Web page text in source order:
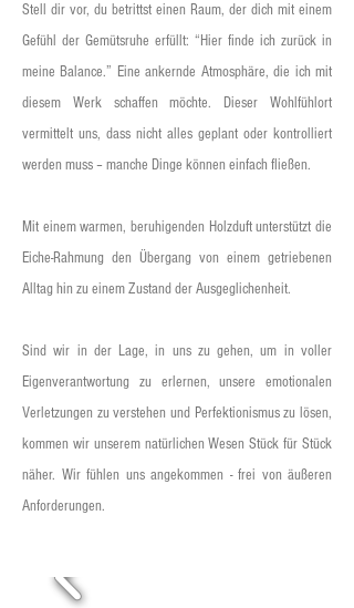
Stell dir vor, du betrittst einen Raum, der dich mit einem
Gefühl der Gemütsruhe erfüllt: “Hier finde ich zurück in
meine Balance.” Eine ankernde Atmosphäre, die ich mit
diesem Werk schaffen möchte. Dieser Wohlfühlort
vermittelt uns, dass nicht alles geplant oder kontrolliert
werden muss – manche Dinge können einfach fließen.
Mit einem warmen, beruhigenden Holzduft unterstützt die
Eiche-Rahmung den Übergang von einem getriebenen
Alltag hin zu einem Zustand der Ausgeglichenheit.
Sind wir in der Lage, in uns zu gehen, um in voller
Eigenverantwortung zu erlernen, unsere emotionalen
Verletzungen zu verstehen und Perfektionismus zu lösen,
kommen wir unserem natürlichen Wesen Stück für Stück
näher. Wir fühlen uns angekommen - frei von äußeren
Anforderungen.